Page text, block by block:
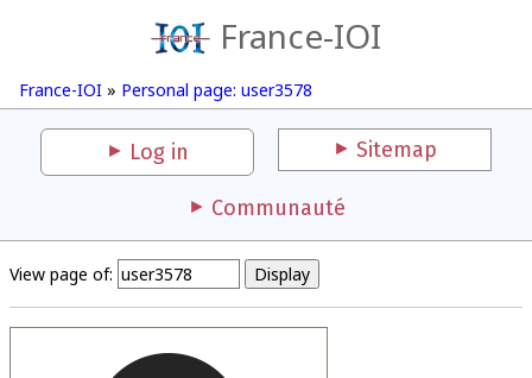
France-IOI
France-IOI » Personal page: user3578
Log in Sitemap
Communauté
View page of: